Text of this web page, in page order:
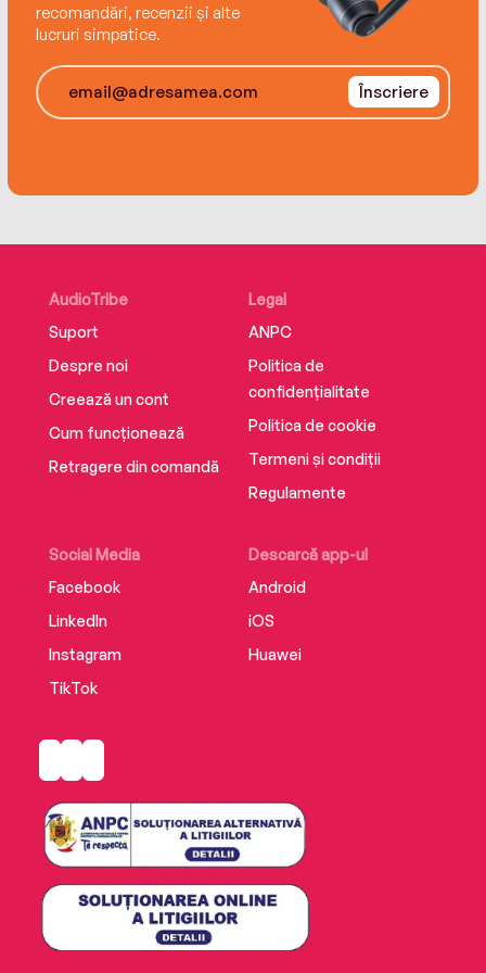
recomandări, recenzii și alte
lucruri simpatice.
Înscriere
AudioTribe
Suport
Despre noi
Creează un cont
Cum funcționează
Retragere din comandă
Social Media
Facebook
LinkedIn
Instagram
TikTok
Descarcă app-ul
Android
iOS
Huawei
Legal
ANPC
Politica de
confidențialitate
Politica de cookie
Termeni și condiții
Regulamente